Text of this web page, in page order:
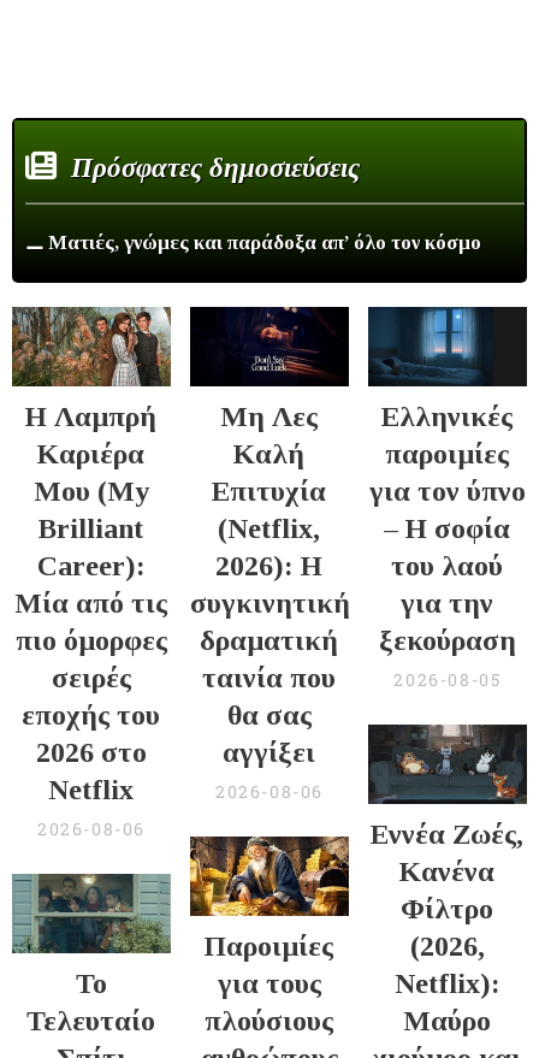
Πρόσφατες δημοσιεύσεις
⚊ Ματιές, γνώμες και παράδοξα απ’ όλο τον κόσμο
Η Λαμπρή
Καριέρα
Μου (My
Brilliant
Career):
Μία από τις
πιο όμορφες
σειρές
εποχής του
2026 στο
Netflix
2026-08-06
Μη Λες
Καλή
Επιτυχία
(Netflix,
2026): Η
συγκινητική
δραματική
ταινία που
θα σας
αγγίξει
2026-08-06
Ελληνικές
παροιμίες
για τον ύπνο
– Η σοφία
του λαού
για την
ξεκούραση
2026-08-05
Το
Τελευταίο
Παροιμίες
για τους
πλούσιους
Εννέα Ζωές,
Κανένα
Φίλτρο
(2026,
Netflix):
Μαύρο